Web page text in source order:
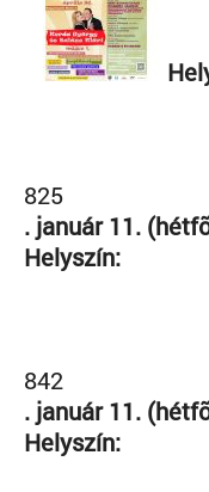
825
. január 11.
Helyszín:
842
. január 11.
Helyszín: